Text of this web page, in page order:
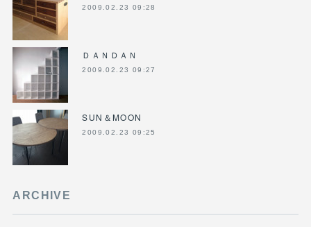
2009.02.23 09:28
ＤＡＮＤＡＮ
2009.02.23 09:27
SUN＆MOON
2009.02.23 09:25
ARCHIVE